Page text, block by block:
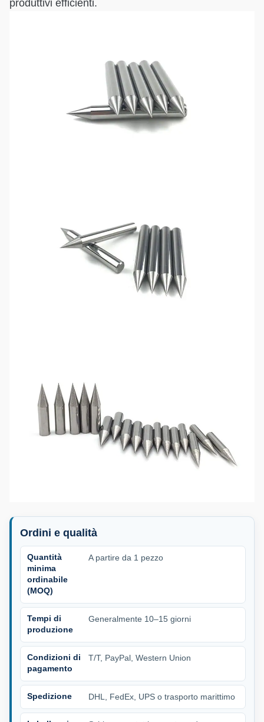
produttivi efficienti.
Ordini e qualità
Quantità
minima
ordinabile
(MOQ)
A partire da 1 pezzo
Tempi di
produzione
Generalmente 10–15 giorni
Condizioni di
pagamento
T/T, PayPal, Western Union
Spedizione DHL, FedEx, UPS o trasporto marittimo